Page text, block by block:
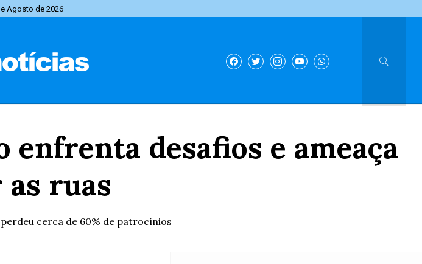
Agosto de 2026
enfrenta desafios e ameaça
ruas
cerca de 60% de patrocínios